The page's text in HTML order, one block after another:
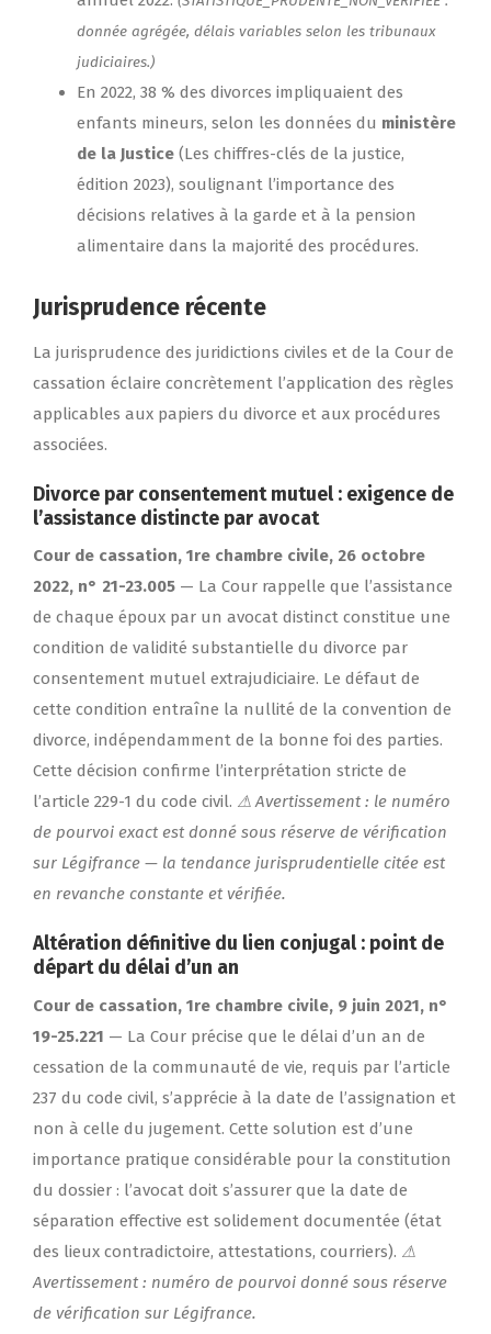
donnée agrégée, délais variables selon les tribunaux
judiciaires.)
En 2022, 38 % des divorces impliquaient des
enfants mineurs, selon les données du ministère
de la Justice (Les chiffres-clés de la justice,
édition 2023), soulignant l’importance des
décisions relatives à la garde et à la pension
alimentaire dans la majorité des procédures.
Jurisprudence récente
La jurisprudence des juridictions civiles et de la Cour de
cassation éclaire concrètement l’application des règles
applicables aux papiers du divorce et aux procédures
associées.
Divorce par consentement mutuel : exigence de
l’assistance distincte par avocat
Cour de cassation, 1re chambre civile, 26 octobre
2022, n° 21-23.005 — La Cour rappelle que l’assistance
de chaque époux par un avocat distinct constitue une
condition de validité substantielle du divorce par
consentement mutuel extrajudiciaire. Le défaut de
cette condition entraîne la nullité de la convention de
divorce, indépendamment de la bonne foi des parties.
Cette décision confirme l’interprétation stricte de
l’article 229-1 du code civil. ⚠ Avertissement : le numéro
de pourvoi exact est donné sous réserve de vérification
sur Légifrance — la tendance jurisprudentielle citée est
en revanche constante et vérifiée.
Altération définitive du lien conjugal : point de
départ du délai d’un an
Cour de cassation, 1re chambre civile, 9 juin 2021, n°
19-25.221 — La Cour précise que le délai d’un an de
cessation de la communauté de vie, requis par l’article
237 du code civil, s’apprécie à la date de l’assignation et
non à celle du jugement. Cette solution est d’une
importance pratique considérable pour la constitution
du dossier : l’avocat doit s’assurer que la date de
séparation effective est solidement documentée (état
des lieux contradictoire, attestations, courriers). ⚠
Avertissement : numéro de pourvoi donné sous réserve
de vérification sur Légifrance.